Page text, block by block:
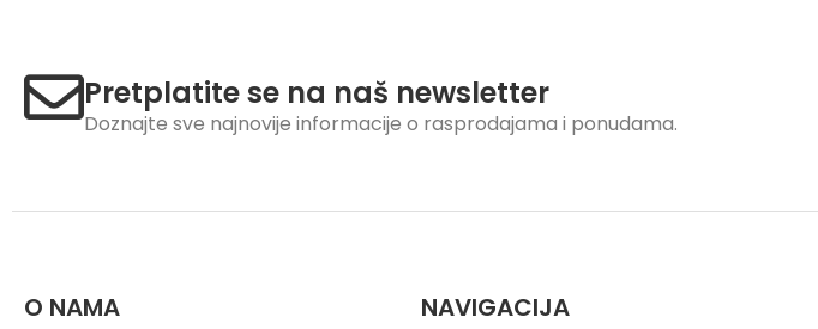
Pretplatite se na naš newsletter
Doznajte sve najnovije informacije o rasprodajama i ponudama.
O NAMA NAVIGACIJA